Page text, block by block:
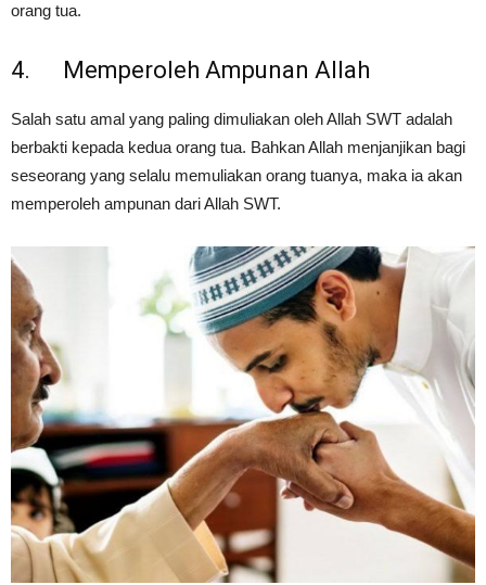
orang tua.
4. Memperoleh Ampunan Allah
Salah satu amal yang paling dimuliakan oleh Allah SWT adalah
berbakti kepada kedua orang tua. Bahkan Allah menjanjikan bagi
seseorang yang selalu memuliakan orang tuanya, maka ia akan
memperoleh ampunan dari Allah SWT.